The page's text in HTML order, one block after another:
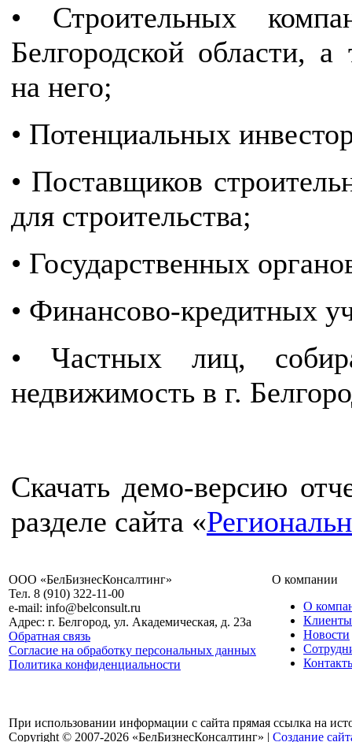
• Строительных
Белгородской области,
на него;
• Потенциальных
• Поставщиков
для строительства;
• Государственных
• Финансово-кредитных
• Частных лиц,
недвижимость в г.
Скачать демо-версию
разделе сайта «
ООО «БелБизнесКонсалтинг»
Тел. 8 (910) 322-11-00
e-mail: info@belconsult.ru
Адрес: г. Белгород, ул. Академическая, д. 23а
Обратная связь
Согласие на обработку персональных данных
Политика конфиденциальности
О компании
О
Клиенты
Новости
При использовании информации с сайта прямая ссылка на
Copyright © 2007-2026 «БелБизнесКонсалтинг» | Создание